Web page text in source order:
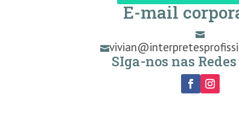
E-mail


SIga-nos nas